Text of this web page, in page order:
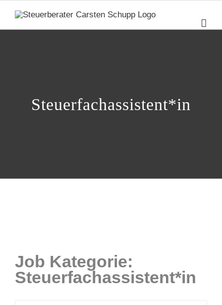
Steuerfachassistent*in
Job Kategorie:
Steuerfachassistent*in